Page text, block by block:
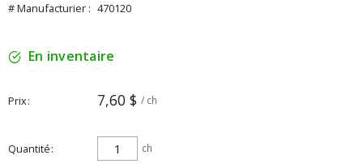
# Manufacturier : 470120
En inventaire
Prix 7,60 $ / ch
Quantité ch